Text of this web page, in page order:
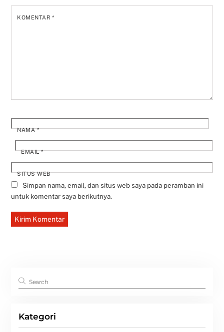
KOMENTAR*
NAMA*
EMAIL*
SITUS WEB
Simpan nama, email, dan situs web saya pada peramban ini
untuk komentar saya berikutnya.
Kategori